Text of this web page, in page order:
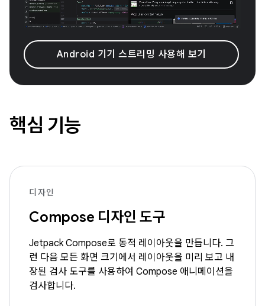
Android 기기 스트리밍 사용해 보기
핵심 기능
디자인
Compose 디자인 도구
Jetpack Compose로 동적 레이아웃을 만듭니다. 그
런 다음 모든 화면 크기에서 레이아웃을 미리 보고 내
장된 검사 도구를 사용하여 Compose 애니메이션을
검사합니다.